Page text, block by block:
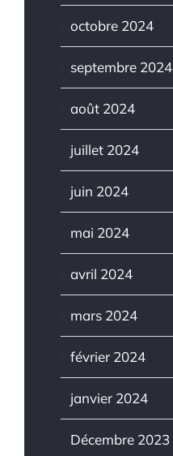
octobre 2024
septembre 2024
août 2024
juillet 2024
juin 2024
mai 2024
avril 2024
mars 2024
février 2024
janvier 2024
Décembre 2023